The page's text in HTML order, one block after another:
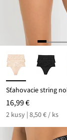
16,99 €
2 kusy | 8,50 € / ks